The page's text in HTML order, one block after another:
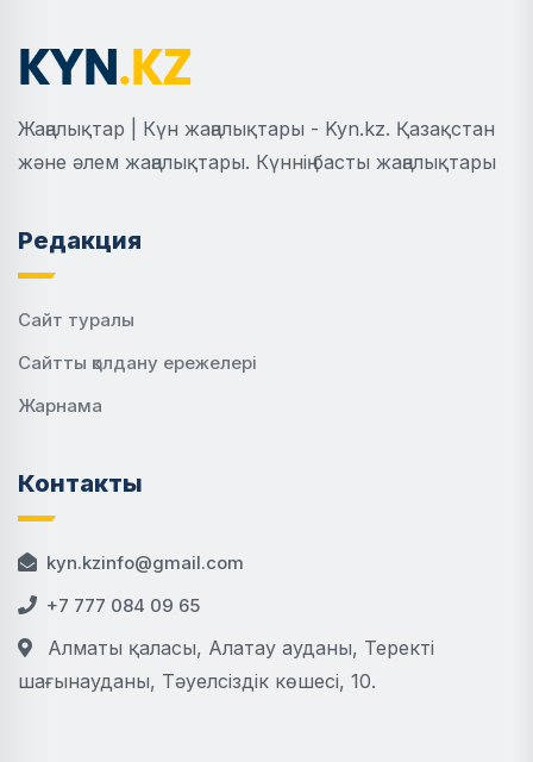
Жаңалықтар | Күн жаңалықтары - Kyn.kz. Қазақстан
және әлем жаңалықтары. Күннің басты жаңалықтары
Редакция
Сайт туралы
Сайтты қолдану ережелері
Жарнама
Контакты
kyn.kzinfo@gmail.com
+7 777 084 09 65
Алматы қаласы, Алатау ауданы, Теректі
шағынауданы, Тәуелсіздік көшесі, 10.